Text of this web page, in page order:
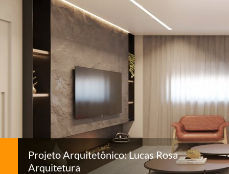
Projeto Arquitetônico: Lucas Rosa
Arquitetura